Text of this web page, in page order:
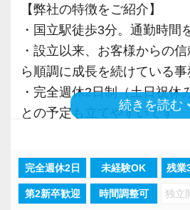
主体性のある人にはキャリ
ップのチャンスも広がり、経
でなくマネジメントの経験
オフィス責任者として心が
も気軽に話せる雰囲気と一人
す。
スタッフの成長にともない
【成長のための5つのこだわ
す】
仕事をする上では5つのこだ
ポンス・プラス思考・有言実
配り」を掲げ、一人ひとり
より多くの「ありがとう」と
す。
【求職者へのメッセージ】
【ITシステム完備で効率よく
す】
IT化が非常に進んでいるの
代表が作業環境にも気を配っ
モニターを全席設置。
入力もAI-OCRを使用して、
LINEWORKS、クラウドサ
いるので効率よくストレス
せます。
様に寄り添う」ことが一つの
お客様から「こうしたい」
いたら、それを一緒になって
きく力を発揮できる存在で
ます。ご紹介案件が7割を超
るからだと自負しています。
今後もお客様に満足していた
当事務所は、何よりも時間を
す。
そのため、業務の中で発生
直し、効率化できる部分には
でいます。
限られた時間の中で集中して
してほしいという考えです。
当事務所には、子育てをし
タッフや、プライベートの
【弊社の特徴をご紹介】
・国立駅徒歩3分。通勤時間
・設立以来、お客様からの
ら順調に成長を続けている
・完全週休2日制（土日祝休
との予定も立てやすいです
して取り組めます
・AIやデジタル化による業
み、メリハリを持って働け
続きを読む
完全週休2日 未経験OK 残業
第2新卒歓迎 時間調整可 独立